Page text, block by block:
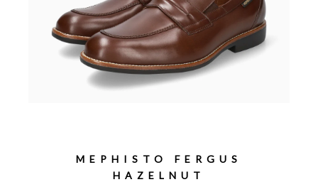
MEPHISTO FERGUS
HAZELNUT